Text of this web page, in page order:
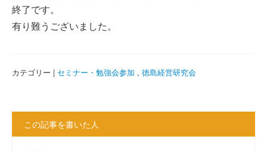
終了です。
有り難うございました。
カテゴリー | セミナー・勉強会参加 , 徳島経営研究会
この記事を書いた人